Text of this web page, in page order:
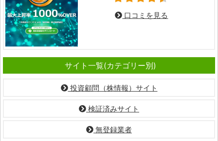
口コミを見る
サイト一覧(カテゴリー別)
投資顧問（株情報）サイト
検証済みサイト
無登録業者